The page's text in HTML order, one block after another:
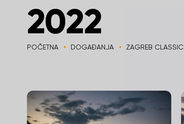
2022
POČETNA DOGAĐANJA ZAGREB CLASSIC